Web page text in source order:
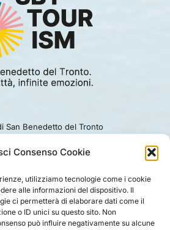
Consenso Cookie
utilizziamo tecnologie come i cookie
alle informazioni del dispositivo. Il
ci permetterà di elaborare dati come il
o ID unici su questo sito. Non
può influire negativamente su alcune
San Benedetto del Tronto
turismo: 0735.794229
| LEGAL |DISCLAIMER